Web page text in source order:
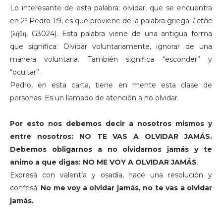
Lo interesante de esta palabra: olvidar, que se encuentra
en 2º Pedro 1:9, es que proviene de la palabra griega: Lethe
(λήθη, G3024). Esta palabra viene de una antigua forma
que significa: Olvidar voluntariamente, ignorar de una
manera voluntaria. También significa “esconder” y
“ocultar”.
Pedro, en esta carta, tiene en mente esta clase de
personas. Es un llamado de atención a no olvidar.
Por esto nos debemos decir a nosotros mismos y
entre nosotros: NO TE VAS A OLVIDAR JAMÁS.
Debemos obligarnos a no olvidarnos jamás y te
animo a que digas: NO ME VOY A OLVIDAR JAMÁS.
Expresá con valentía y osadía, hacé una resolución y
confesá: No me voy a olvidar jamás, no te vas a olvidar
jamás.